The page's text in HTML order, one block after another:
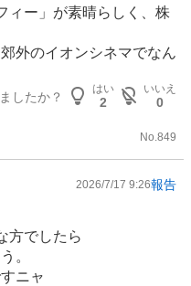
ー」が素晴らしく、 株
外のイオンシネマでなん
したか？
はい
2
いいえ
0
No.849
2026/7/17 9:26報告
方でしたら
。
ニャ